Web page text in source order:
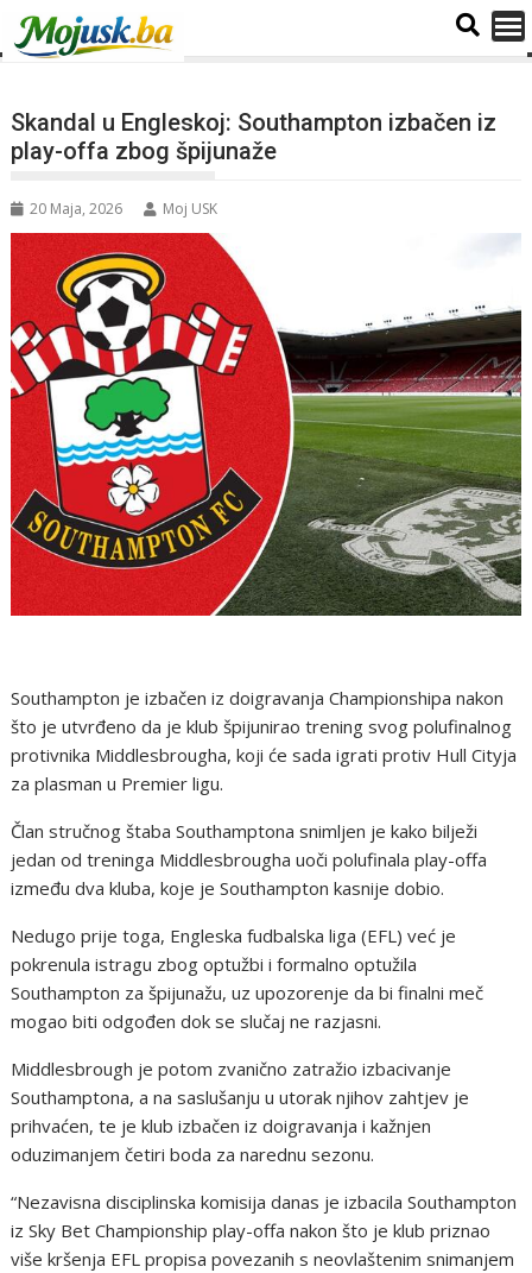
Skandal u Engleskoj: Southampton izbačen iz
play-offa zbog špijunaže
20 Maja, 2026 Moj USK
Southampton je izbačen iz doigravanja Championshipa nakon
što je utvrđeno da je klub špijunirao trening svog polufinalnog
protivnika Middlesbrougha, koji će sada igrati protiv Hull Cityja
za plasman u Premier ligu.
Član stručnog štaba Southamptona snimljen je kako bilježi
jedan od treninga Middlesbrougha uoči polufinala play-offa
između dva kluba, koje je Southampton kasnije dobio.
Nedugo prije toga, Engleska fudbalska liga (EFL) već je
pokrenula istragu zbog optužbi i formalno optužila
Southampton za špijunažu, uz upozorenje da bi finalni meč
mogao biti odgođen dok se slučaj ne razjasni.
Middlesbrough je potom zvanično zatražio izbacivanje
Southamptona, a na saslušanju u utorak njihov zahtjev je
prihvaćen, te je klub izbačen iz doigravanja i kažnjen
oduzimanjem četiri boda za narednu sezonu.
“Nezavisna disciplinska komisija danas je izbacila Southampton
iz Sky Bet Championship play-offa nakon što je klub priznao
više kršenja EFL propisa povezanih s neovlaštenim snimanjem